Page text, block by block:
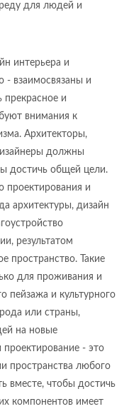
для людей и
интерьера и
- взаимосвязаны и
прекрасное и
внимания к
Архитекторы,
должны
достичь общей цели.
проектирования и
архитектуры, дизайн
результатом
пространство. Такие
для проживания и
пейзажа и культурного
или страны,
на новые
проектирование - это
пространства любого
вместе, чтобы достичь
компонентов имеет